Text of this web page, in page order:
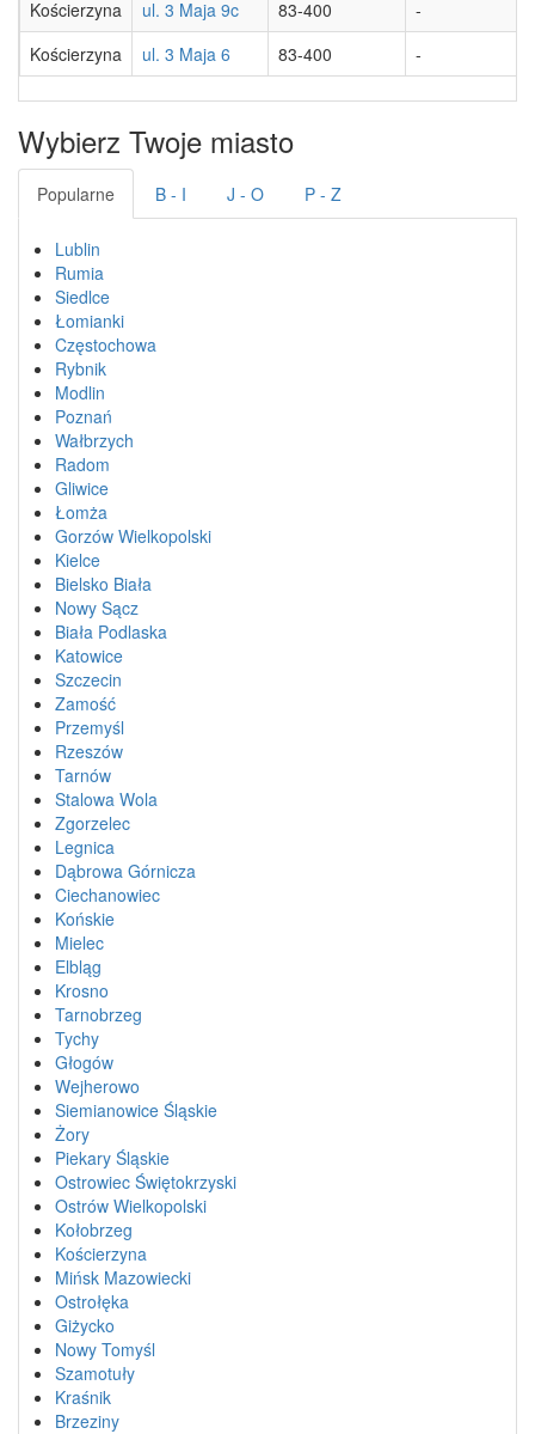
Kościerzyna ul. 3 Maja 9c 83-400
-
Kościerzyna
ul. 3 Maja 6 83-400 -
Wybierz Twoje miasto
Popularne B - I J - O P - Z
Lublin
Rumia
Siedlce
Łomianki
Częstochowa
Rybnik
Modlin
Poznań
Wałbrzych
Radom
Gliwice
Łomża
Gorzów Wielkopolski
Kielce
Bielsko Biała
Nowy Sącz
Biała Podlaska
Katowice
Szczecin
Zamość
Przemyśl
Rzeszów
Tarnów
Stalowa Wola
Zgorzelec
Legnica
Dąbrowa Górnicza
Ciechanowiec
Końskie
Mielec
Elbląg
Krosno
Tarnobrzeg
Tychy
Głogów
Wejherowo
Siemianowice Śląskie
Żory
Piekary Śląskie
Ostrowiec Świętokrzyski
Ostrów Wielkopolski
Kołobrzeg
Kościerzyna
Mińsk Mazowiecki
Ostrołęka
Giżycko
Nowy Tomyśl
Szamotuły
Kraśnik
Brzeziny